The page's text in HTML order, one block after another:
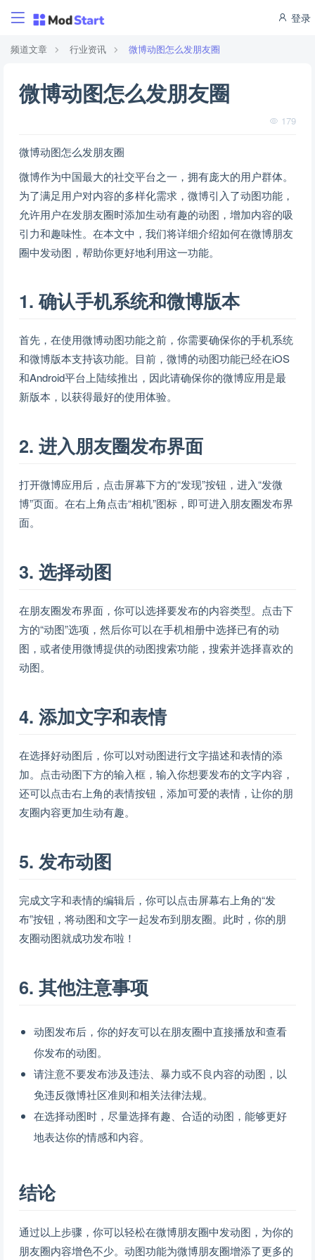
登录
频道文章 行业资讯 微博动图怎么发朋友圈
微博动图怎么发朋友圈
179
微博动图怎么发朋友圈
微博作为中国最大的社交平台之一，拥有庞大的用户群体。
为了满足用户对内容的多样化需求，微博引入了动图功能，
允许用户在发朋友圈时添加生动有趣的动图，增加内容的吸
引力和趣味性。在本文中，我们将详细介绍如何在微博朋友
圈中发动图，帮助你更好地利用这一功能。
1. 确认手机系统和微博版本
首先，在使用微博动图功能之前，你需要确保你的手机系统
和微博版本支持该功能。目前，微博的动图功能已经在iOS
和Android平台上陆续推出，因此请确保你的微博应用是最
新版本，以获得最好的使用体验。
2. 进入朋友圈发布界面
打开微博应用后，点击屏幕下方的“发现”按钮，进入“发微
博”页面。在右上角点击“相机”图标，即可进入朋友圈发布界
面。
3. 选择动图
在朋友圈发布界面，你可以选择要发布的内容类型。点击下
方的“动图”选项，然后你可以在手机相册中选择已有的动
图，或者使用微博提供的动图搜索功能，搜索并选择喜欢的
动图。
4. 添加文字和表情
在选择好动图后，你可以对动图进行文字描述和表情的添
加。点击动图下方的输入框，输入你想要发布的文字内容，
还可以点击右上角的表情按钮，添加可爱的表情，让你的朋
友圈内容更加生动有趣。
5. 发布动图
完成文字和表情的编辑后，你可以点击屏幕右上角的“发
布”按钮，将动图和文字一起发布到朋友圈。此时，你的朋
友圈动图就成功发布啦！
6. 其他注意事项
动图发布后，你的好友可以在朋友圈中直接播放和查看
你发布的动图。
请注意不要发布涉及违法、暴力或不良内容的动图，以
免违反微博社区准则和相关法律法规。
在选择动图时，尽量选择有趣、合适的动图，能够更好
地表达你的情感和内容。
结论
通过以上步骤，你可以轻松在微博朋友圈中发动图，为你的
朋友圈内容增色不少。动图功能为微博朋友圈增添了更多的